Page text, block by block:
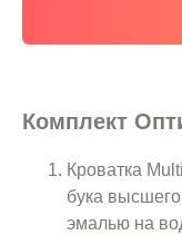
Комплект
Кроватка
бука
эмалью на